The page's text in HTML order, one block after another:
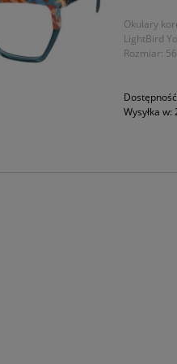
Okulary
LightBird
Rozmiar:
Wysyłka w: